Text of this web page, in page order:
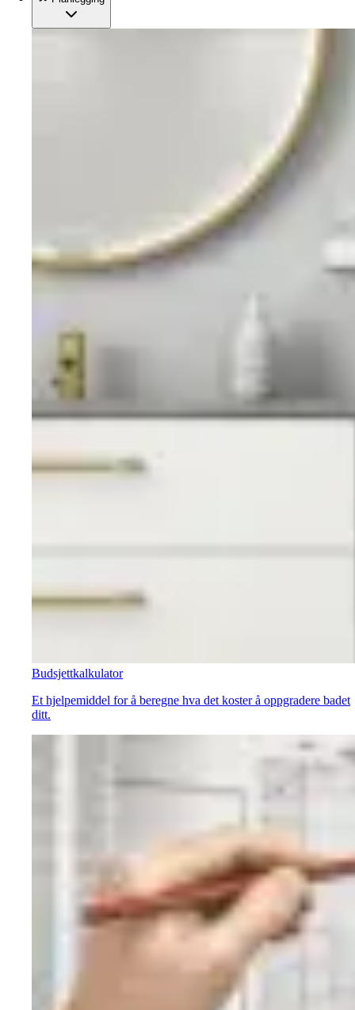
Budsjettkalkulator
Et hjelpemiddel for å beregne hva det koster å oppgradere badet
ditt.